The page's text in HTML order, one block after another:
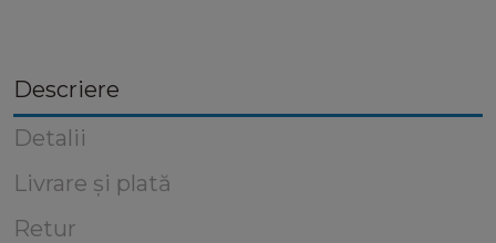
Descriere
Detalii
Livrare și plată
Retur